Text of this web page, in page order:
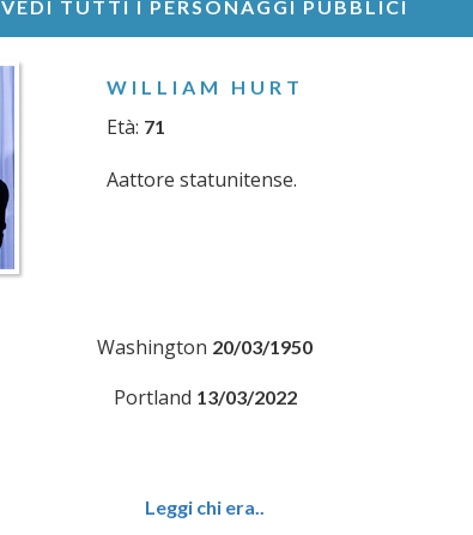
VEDI TUTTI I PERSONAGGI PUBBLICI
WILLIAM HURT
Età: 71
Aattore statunitense.
Washington 20/03/1950
Portland 13/03/2022
Leggi chi era..